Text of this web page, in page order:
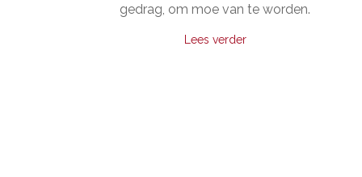
gedrag, om moe van te worden.
Lees verder